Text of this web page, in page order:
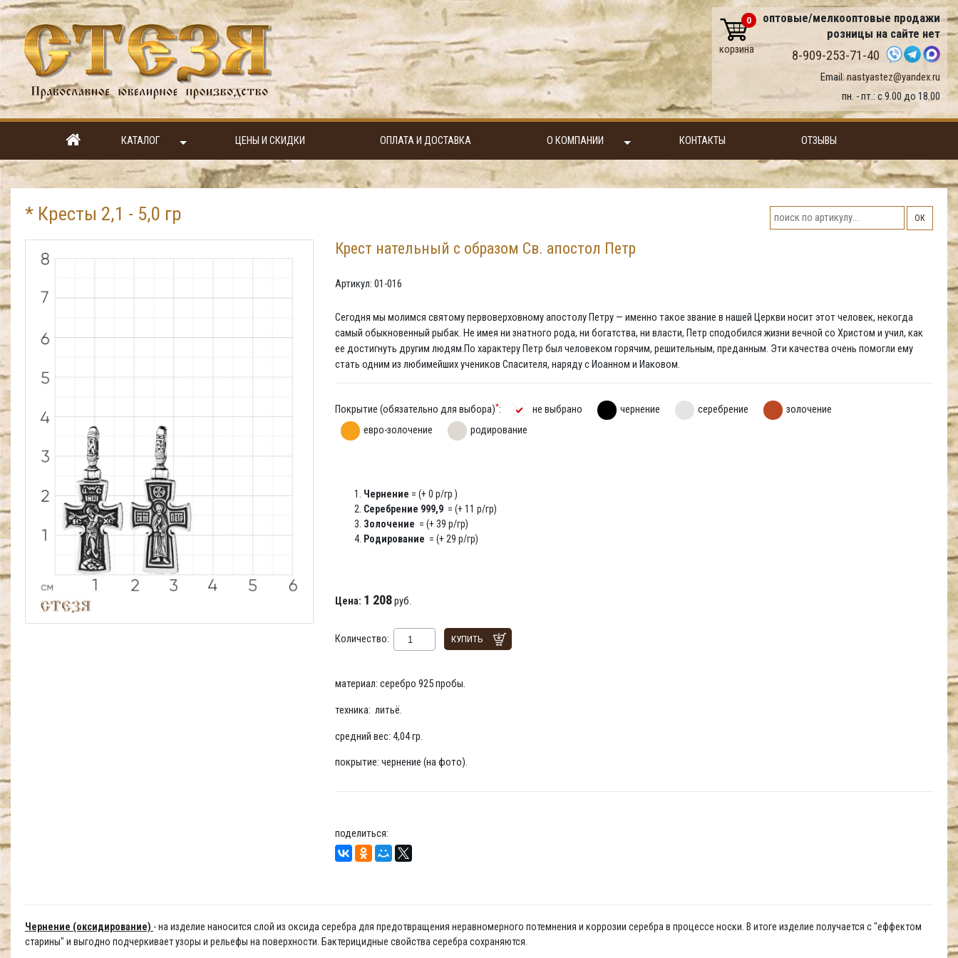
оптовые/мелкооптовые продажи
розницы на сайте нет
8-909-253-71-40
Email:nastyastez@yandex.ru
пн. - пт.: с 9.00 до 18.00
0
корзина
КАТАЛОГ ЦЕНЫ И СКИДКИ ОПЛАТА И ДОСТАВКА О КОМПАНИИ КОНТАКТЫ ОТЗЫВЫ
* Кресты 2,1 - 5,0 гр ОК
Крест нательный с образом Св. апостол Петр
Артикул: 01-016
Сегодня мы молимся святому первоверховному апостолу Петру — именно такое звание в нашей Церкви носит этот человек, некогда
самый обыкновенный рыбак. Не имея ни знатного рода, ни богатства, ни власти, Петр сподобился жизни вечной со Христом и учил, как
ее достигнуть другим людям.По характеру Петр был человеком горячим, решительным, преданным. Эти качества очень помогли ему
стать одним из любимейших учеников Спасителя, наряду с Иоанном и Иаковом.
Покрытие (обязательно для выбора)*: не выбрано чернение серебрение
золочение
евро-золочение
родирование
Чернение = (+ 0 р/гр )
Серебрение 999,9 = (+ 11 р/гр)
Золочение = (+ 39 р/гр)
Родирование = (+ 29 р/гр)
Цена: 1 208руб.
Количество: КУПИТЬ
материал: серебро 925 пробы.
техника: литьё.
средний вес: 4,04 гр.
покрытие: чернение (на фото).
поделиться:
Чернение (оксидирование) - на изделие наносится слой из оксида серебра для предотвращения неравномерного потемнения и коррозии серебра в процессе носки. В итоге изделие получается с "еффектом
старины" и выгодно подчеркивает узоры и рельефы на поверхности. Бактерицидные свойства серебра сохраняются.